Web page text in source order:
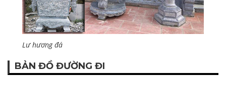
Lư hương đá
BẢN ĐỒ ĐƯỜNG ĐI